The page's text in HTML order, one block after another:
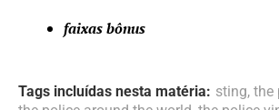
faixas bônus
Tags incluídas nesta matéria: sting, the